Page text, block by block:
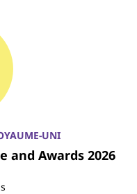
UNI
and Awards 2026